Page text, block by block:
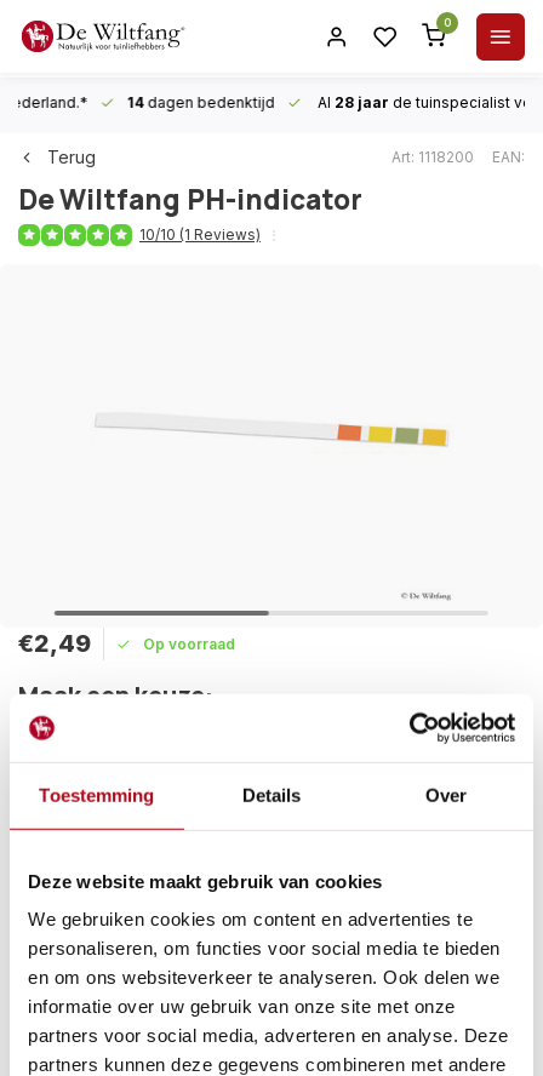
Toestemming Details Over
Deze website maakt gebruik van cookies
We gebruiken cookies om content en advertenties te
personaliseren, om functies voor social media te bieden
en om ons websiteverkeer te analyseren. Ook delen we
informatie over uw gebruik van onze site met onze
partners voor social media, adverteren en analyse. Deze
partners kunnen deze gegevens combineren met andere
0
14dagen bedenktijd Al 28 jaar de tuinspecialist
Terug Art: 1118200 EAN:
De Wiltfang PH-indicator
10/10 (1 Reviews)
€2,49 Op voorraad
Maak een keuze:
Levertijd: 1 - 2 werkdagen
Bespaar extra werk met de PH-indicator van De Wiltfang. Ze
worden per 6 stuks geleverd en je kan de handleiding
Lees meer
Betaal achteraf met Riverty.
Gratis verzenden vanaf € 60 in België en Nederland.*
14dagen bedenktijd
Al 28 jaarde tuinspecialist voor tuinliefhebbers
Nieuw: Haal je bestelling in Wilnis bij ons op!